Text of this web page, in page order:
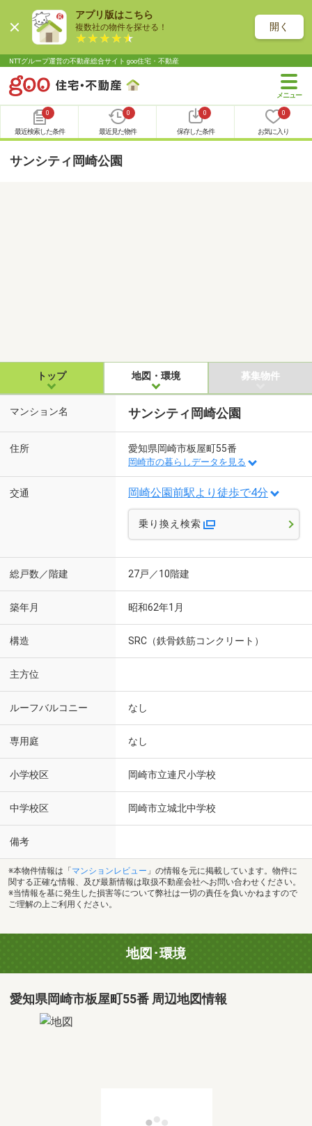
アプリ版はこちら
複数社の物件を探せる！ 開く
NTTグループ運営の不動産総合サイト goo住宅・不動産
0
最近検索した条件
0
最近見た物件
0
保存した条件
0
お気に入り
サンシティ岡崎公園
トップ 地図・環境 募集物件
マンション名 サンシティ岡崎公園
住所 愛知県岡崎市板屋町55番
岡崎市の暮らしデータを見る
交通 岡崎公園前駅より徒歩で4分
乗り換え検索
総戸数／階建 27戸／10階建
築年月 昭和62年1月
構造 SRC（鉄骨鉄筋コンクリート）
主方位
ルーフバルコニー なし
専用庭 なし
小学校区 岡崎市立連尺小学校
中学校区 岡崎市立城北中学校
備考
※本物件情報は「 マンションレビュー 」の情報を元に掲載しています。物件に
関する正確な情報、及び最新情報は取扱不動産会社へお問い合わせください。
※当情報を基に発生した損害等について弊社は一切の責任を負いかねますので
ご理解の上ご利用ください。
地図･環境
愛知県岡崎市板屋町55番 周辺地図情報